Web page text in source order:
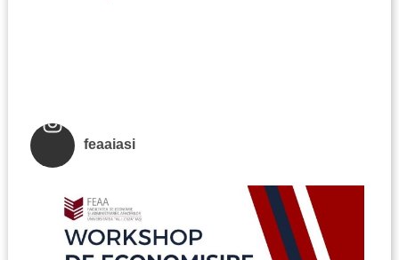
feaaiasi